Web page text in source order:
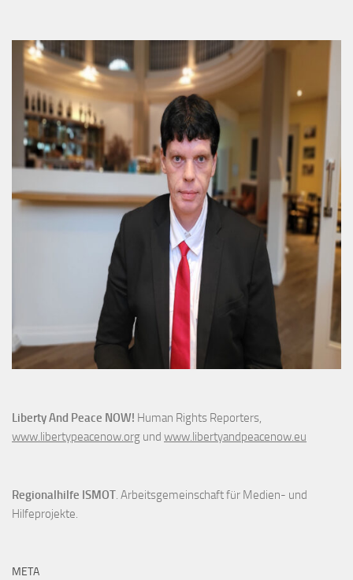
Liberty And Peace NOW! Human Rights Reporters,
www.libertypeacenow.org und www.libertyandpeacenow.eu
Regionalhilfe ISMOT. Arbeitsgemeinschaft für Medien- und
Hilfeprojekte.
META